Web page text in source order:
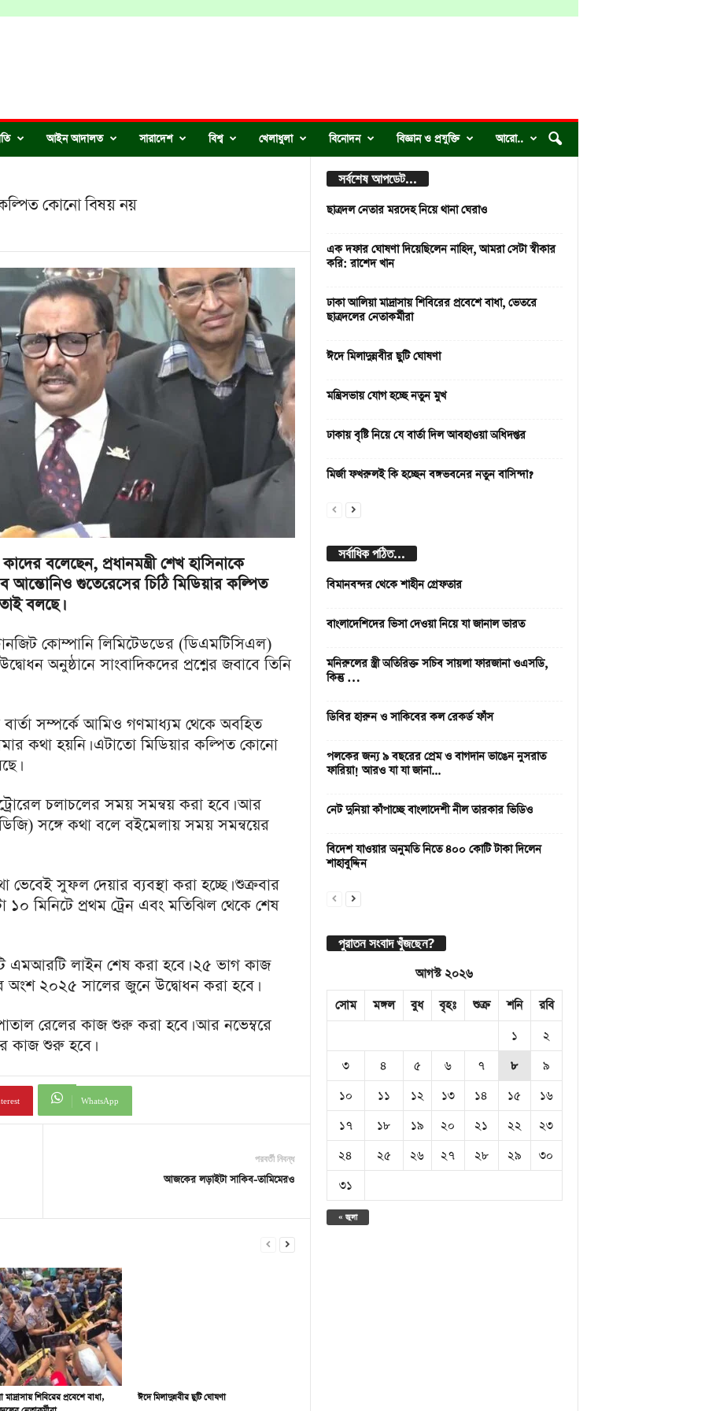
আইন আদালত সারাদেশ বিশ্ব খেলাধুলা বিনোদন বিজ্ঞান ও প্রযুক্তি আরো..
কল্পিত কোনো বিষয় নয়
বলেছেন, প্রধানমন্ত্রী শেখ হাসিনাকে
আন্তোনিও গুতেরেসের চিঠি মিডিয়ার কল্পিত
বলছে।
কোম্পানি লিমিটেডডের (ডিএমটিসিএল)
অনুষ্ঠানে সাংবাদিকদের প্রশ্নের জবাবে তিনি
বার্তা সম্পর্কে আমিও গণমাধ্যম থেকে অবহিত
আমার কথা হয়নি। এটাতো মিডিয়ার কল্পিত কোনো
চলাচলের সময় সমন্বয় করা হবে। আর
সঙ্গে কথা বলে বইমেলায় সময় সমন্বয়ের
সুফল দেয়ার ব্যবস্থা করা হচ্ছে। শুক্রবার
১০ মিনিটে প্রথম ট্রেন এবং মতিঝিল থেকে শেষ
এমআরটি লাইন শেষ করা হবে। ২৫ ভাগ কাজ
২০২৫ সালের জুনে উদ্বোধন করা হবে।
রেলের কাজ শুরু করা হবে। আর নভেম্বরে
কাজ শুরু হবে।
WhatsApp
পরবর্তী নিবন্ধ
আজকের লড়াইটা সাকিব-তামিমেরও
শিবিরের প্রবেশে বাধা,
ঈদে মিলাদুন্নবীর ছুটি ঘোষণা
সর্বশেষ আপডেট...
ছাত্রদল নেতার মরদেহ নিয়ে থানা ঘেরাও
এক দফার ঘোষণা দিয়েছিলেন নাহিদ, আমরা সেটা স্বীকার
করি: রাশেদ খান
ঢাকা আলিয়া মাদ্রাসায় শিবিরের প্রবেশে বাধা, ভেতরে
ছাত্রদলের নেতাকর্মীরা
ঈদে মিলাদুন্নবীর ছুটি ঘোষণা
মন্ত্রিসভায় যোগ হচ্ছে নতুন মুখ
ঢাকায় বৃষ্টি নিয়ে যে বার্তা দিল আবহাওয়া অধিদপ্তর
মির্জা ফখরুলই কি হচ্ছেন বঙ্গভবনের নতুন বাসিন্দা?
সর্বাধিক পঠিত...
বিমানবন্দর থেকে শাহীন গ্রেফতার
বাংলাদেশিদের ভিসা দেওয়া নিয়ে যা জানাল ভারত
মনিরুলের স্ত্রী অতিরিক্ত সচিব সায়লা ফারজানা ওএসডি,
কিন্তু …
ডিবির হারুন ও সাকিবের কল রেকর্ড ফাঁস
পলকের জন্য ৯ বছরের প্রেম ও বাগদান ভাঙেন নুসরাত
ফারিয়া! আরও যা যা জানা...
নেট দুনিয়া কাঁপাচ্ছে বাংলাদেশী নীল তারকার ভিডিও
বিদেশ যাওয়ার অনুমতি নিতে ৪০০ কোটি টাকা দিলেন
শাহাবুদ্দিন
পুরাতন সংবাদ খুঁজছেন?
আগস্ট ২০২৬
সোম
মঙ্গল বুধ বৃহঃ শুক্র শনি রবি
« জুলা
১
২
৩
৪ ৫ ৬ ৭ ৮
৯
১০
১১ ১২ ১৩ ১৪ ১৫
১৬
১৭
১৮ ১৯ ২০ ২১ ২২
২৩
২৪
২৫ ২৬ ২৭ ২৮ ২৯
৩০
৩১